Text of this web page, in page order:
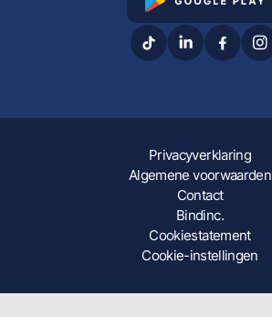
Privacyverklaring
Algemene voorwaarden
Contact
Bindinc.
Cookiestatement
Cookie-instellingen